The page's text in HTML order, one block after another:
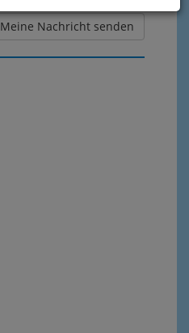
Meine Nachricht senden